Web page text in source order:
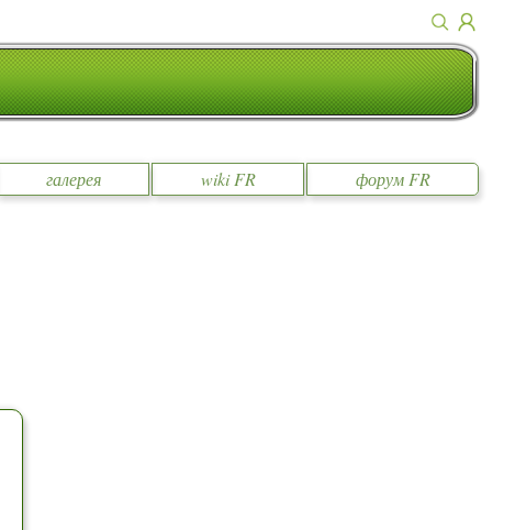
галерея wiki FR форум FR